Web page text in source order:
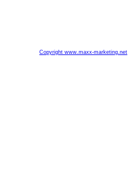
Copyright www.maxx-marketing.net